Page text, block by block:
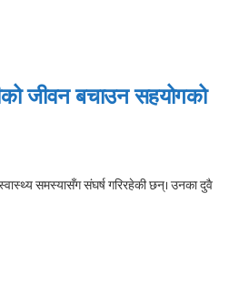
जीवन बचाउन सहयोगको
स्वास्थ्य समस्यासँग संघर्ष गरिरहेकी छन्। उनका दुवै